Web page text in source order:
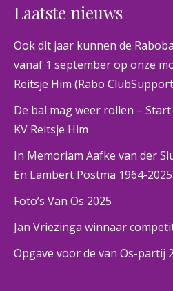
Laatste nieuws
Ook dit jaar kunnen de
vanaf 1 september op onze
Reitsje Him (Rabo
De bal mag weer rollen –
KV Reitsje Him
In Memoriam Aafke van der
En Lambert Postma 1964-2025
Foto’s Van Os 2025
Jan Vriezinga winnaar
Opgave voor de van Os-partij